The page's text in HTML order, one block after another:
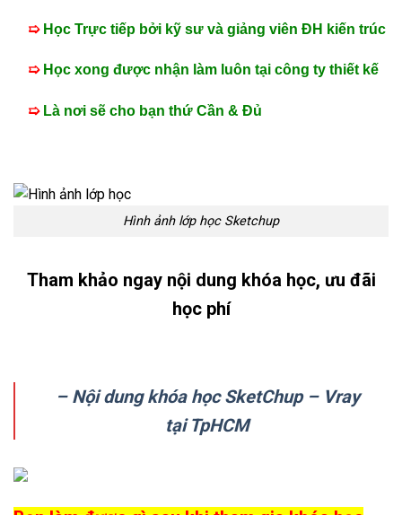
➯Học Trực tiếp bởi kỹ sư và giảng viên ĐH kiến trúc
➯Học xong được nhận làm luôn tại công ty thiết kế
➯Là nơi sẽ cho bạn thứ Cần & Đủ
Hình ảnh lớp học Sketchup
Tham khảo ngay nội dung khóa học, ưu đãi
học phí
– Nội dung khóa học SketChup – Vray
tại TpHCM